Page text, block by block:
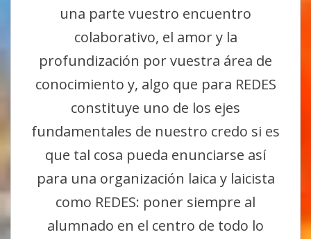
una parte vuestro encuentro
colaborativo, el amor y la
profundización por vuestra área de
conocimiento y, algo que para REDES
constituye uno de los ejes
fundamentales de nuestro credo si es
que tal cosa pueda enunciarse así
para una organización laica y laicista
como REDES: poner siempre al
alumnado en el centro de todo lo